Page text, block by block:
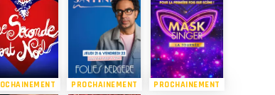
PROCHAINEMENT PROCHAINEMENT